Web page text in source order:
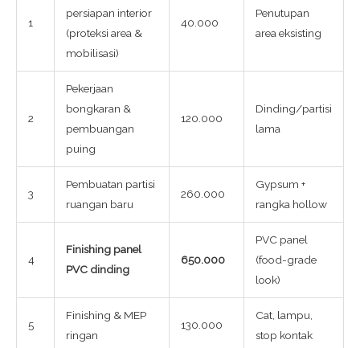
1
persiapan interior
(proteksi area &
mobilisasi)
40.000
Penutupan
area eksisting
2
Pekerjaan
bongkaran &
pembuangan
puing
120.000
Dinding/partisi
lama
3
Pembuatan partisi
ruangan baru
260.000
Gypsum +
rangka hollow
4
Finishing panel
PVC dinding
650.000
PVC panel
(food-grade
look)
5
Finishing & MEP
ringan
130.000
Cat, lampu,
stop kontak